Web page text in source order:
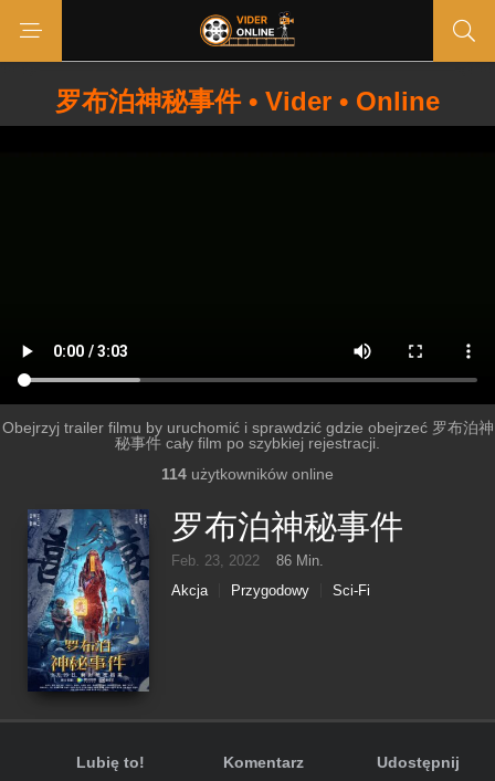
罗布泊神秘事件 • Vider • Online
Obejrzyj trailer filmu by uruchomić i sprawdzić gdzie obejrzeć 罗布泊神
秘事件 cały film po szybkiej rejestracji.
114 użytkowników online
罗布泊神秘事件
Feb. 23, 2022
86 Min.
Akcja
Przygodowy Sci-Fi
Lubię to! Komentarz Udostępnij